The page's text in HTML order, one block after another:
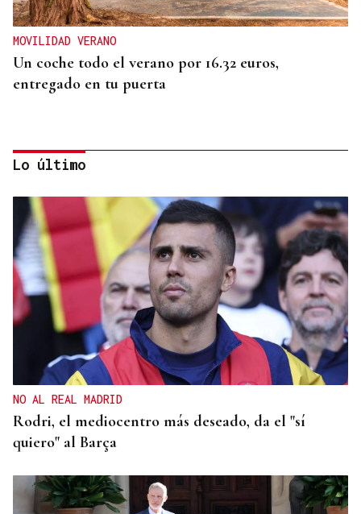
MOVILIDAD VERANO
Un coche todo el verano por 16.32 euros,
entregado en tu puerta
CONATO EXTINGUIDO
Vídeo | Se desata un incendio forestal en una
cantera de Untes
Lo último
NO AL REAL MADRID
Rodri, el mediocentro más deseado, da el "sí
quiero" al Barça